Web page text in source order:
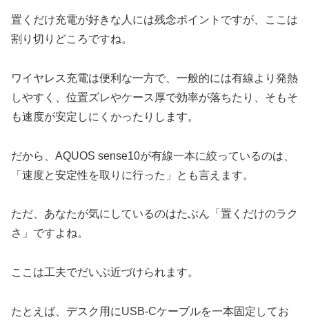
置くだけ充電が好きな人には残念ポイントですが、ここは
割り切りどころですね。
ワイヤレス充電は便利な一方で、一般的には有線より発熱
しやすく、位置ズレやケース厚で効率が落ちたり、そもそ
も速度が安定しにくかったりします。
だから、AQUOS sense10が有線一本に絞っているのは、
「速度と安定性を取りに行った」とも言えます。
ただ、あなたが気にしているのはたぶん「置くだけのラク
さ」ですよね。
ここは工夫でだいぶ近づけられます。
たとえば、デスク用にUSB-Cケーブルを一本固定してお